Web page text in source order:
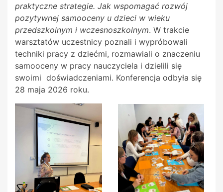
praktyczne strategie. Jak wspomagać rozwój
pozytywnej samooceny u dzieci w wieku
przedszkolnym i wczesnoszkolnym. W trakcie
warsztatów uczestnicy poznali i wypróbowali
techniki pracy z dziećmi, rozmawiali o znaczeniu
samooceny w pracy nauczyciela i dzielili się
swoimi doświadczeniami. Konferencja odbyła się
28 maja 2026 roku.